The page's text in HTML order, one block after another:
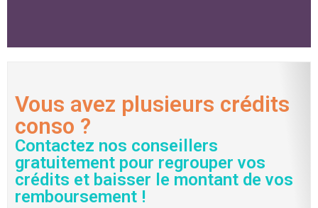
Vous avez plusieurs crédits
conso ?
Contactez nos conseillers
gratuitement pour regrouper vos
crédits et baisser le montant de vos
remboursement !